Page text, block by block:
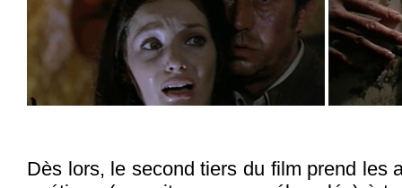
Dès lors, le second tiers du film prend les